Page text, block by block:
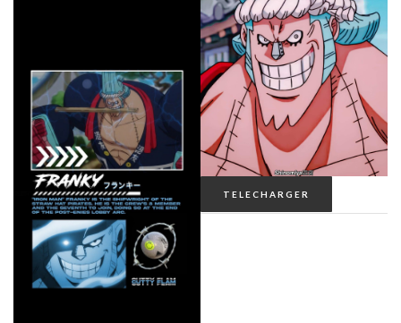
TELECHARGER